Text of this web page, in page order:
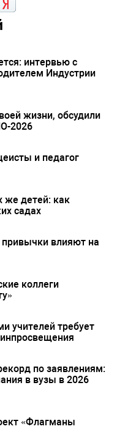
интервью с
Индустрии
жизни, обсудили
2026
и педагог
же детей: как
садах
привычки влияют на
коллеги
учителей требует
по заявлениям:
в вузы в 2026
«Флагманы